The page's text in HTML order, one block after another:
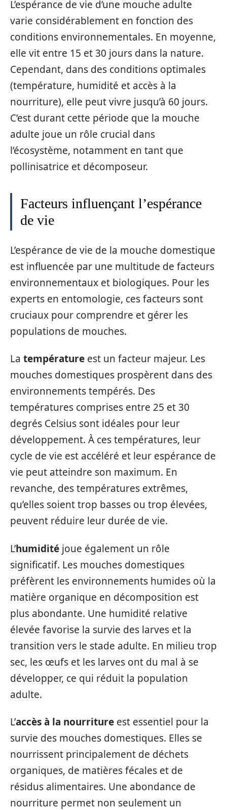
L’espérance de vie d’une mouche adulte
varie considérablement en fonction des
conditions environnementales. En moyenne,
elle vit entre 15 et 30 jours dans la nature.
Cependant, dans des conditions optimales
(température, humidité et accès à la
nourriture), elle peut vivre jusqu’à 60 jours.
C’est durant cette période que la mouche
adulte joue un rôle crucial dans
l’écosystème, notamment en tant que
pollinisatrice et décomposeur.
Facteurs influençant l’espérance
de vie
L’espérance de vie de la mouche domestique
est influencée par une multitude de facteurs
environnementaux et biologiques. Pour les
experts en entomologie, ces facteurs sont
cruciaux pour comprendre et gérer les
populations de mouches.
La température est un facteur majeur. Les
mouches domestiques prospèrent dans des
environnements tempérés. Des
températures comprises entre 25 et 30
degrés Celsius sont idéales pour leur
développement. À ces températures, leur
cycle de vie est accéléré et leur espérance de
vie peut atteindre son maximum. En
revanche, des températures extrêmes,
qu’elles soient trop basses ou trop élevées,
peuvent réduire leur durée de vie.
L’humidité joue également un rôle
significatif. Les mouches domestiques
préfèrent les environnements humides où la
matière organique en décomposition est
plus abondante. Une humidité relative
élevée favorise la survie des larves et la
transition vers le stade adulte. En milieu trop
sec, les œufs et les larves ont du mal à se
développer, ce qui réduit la population
adulte.
L’accès à la nourriture est essentiel pour la
survie des mouches domestiques. Elles se
nourrissent principalement de déchets
organiques, de matières fécales et de
résidus alimentaires. Une abondance de
nourriture permet non seulement un